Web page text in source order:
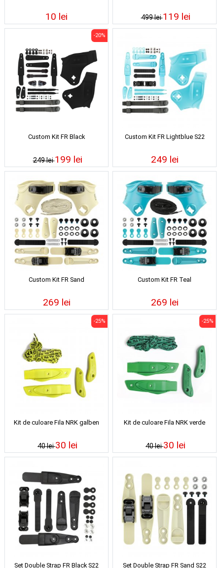
10 lei 499 lei119 lei
Custom Kit FR Black
249 lei
-20%
199 lei
Custom Kit FR Lightblue S22
249 lei
Custom Kit FR Sand
269 lei
Custom Kit FR Teal
269 lei
Kit de culoare Fila NRK galben
40 lei
-25%
30 lei
Kit de culoare Fila NRK verde
40 lei
-25%
30 lei
Set Double Strap FR Black S22 Set Double Strap FR Sand S22